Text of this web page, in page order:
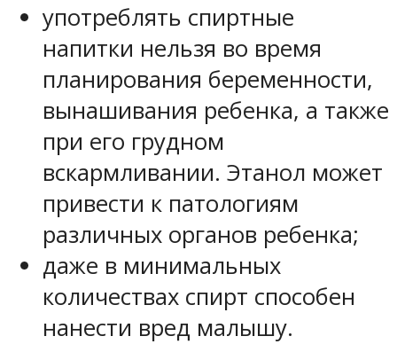
употреблять спиртные
напитки нельзя во время
планирования беременности,
вынашивания ребенка, а также
при его грудном
вскармливании. Этанол может
привести к патологиям
различных органов ребенка;
даже в минимальных
количествах спирт способен
нанести вред малышу.